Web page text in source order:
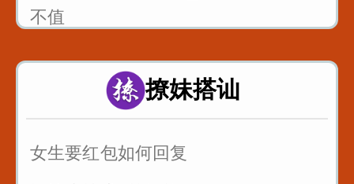
不值
销售的时候懂得尊重客户_一句话就可
以留人留心
7句黄金口诀教你抓住客户的心
销售很厉害的一招反问
撩妹搭讪
女生要红包如何回复